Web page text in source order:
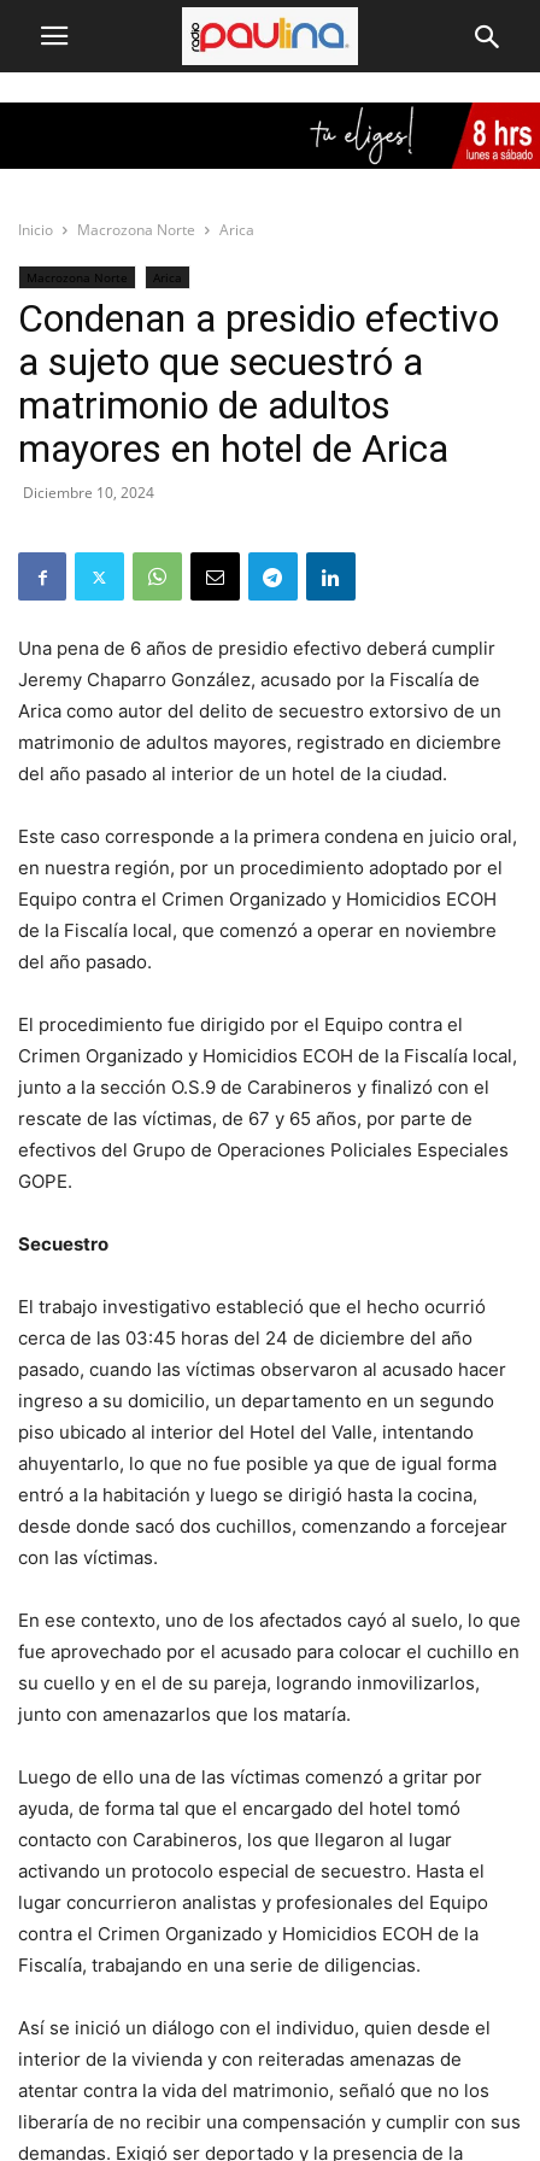
Inicio Macrozona Norte Arica
Macrozona Norte Arica
Condenan a presidio efectivo
a sujeto que secuestró a
matrimonio de adultos
mayores en hotel de Arica
Diciembre 10, 2024
Una pena de 6 años de presidio efectivo deberá cumplir
Jeremy Chaparro González, acusado por la Fiscalía de
Arica como autor del delito de secuestro extorsivo de un
matrimonio de adultos mayores, registrado en diciembre
del año pasado al interior de un hotel de la ciudad.
Este caso corresponde a la primera condena en juicio oral,
en nuestra región, por un procedimiento adoptado por el
Equipo contra el Crimen Organizado y Homicidios ECOH
de la Fiscalía local, que comenzó a operar en noviembre
del año pasado.
El procedimiento fue dirigido por el Equipo contra el
Crimen Organizado y Homicidios ECOH de la Fiscalía local,
junto a la sección O.S.9 de Carabineros y finalizó con el
rescate de las víctimas, de 67 y 65 años, por parte de
efectivos del Grupo de Operaciones Policiales Especiales
GOPE.
Secuestro
El trabajo investigativo estableció que el hecho ocurrió
cerca de las 03:45 horas del 24 de diciembre del año
pasado, cuando las víctimas observaron al acusado hacer
ingreso a su domicilio, un departamento en un segundo
piso ubicado al interior del Hotel del Valle, intentando
ahuyentarlo, lo que no fue posible ya que de igual forma
entró a la habitación y luego se dirigió hasta la cocina,
desde donde sacó dos cuchillos, comenzando a forcejear
con las víctimas.
En ese contexto, uno de los afectados cayó al suelo, lo que
fue aprovechado por el acusado para colocar el cuchillo en
su cuello y en el de su pareja, logrando inmovilizarlos,
junto con amenazarlos que los mataría.
Luego de ello una de las víctimas comenzó a gritar por
ayuda, de forma tal que el encargado del hotel tomó
contacto con Carabineros, los que llegaron al lugar
activando un protocolo especial de secuestro. Hasta el
lugar concurrieron analistas y profesionales del Equipo
contra el Crimen Organizado y Homicidios ECOH de la
Fiscalía, trabajando en una serie de diligencias.
Así se inició un diálogo con el individuo, quien desde el
interior de la vivienda y con reiteradas amenazas de
atentar contra la vida del matrimonio, señaló que no los
liberaría de no recibir una compensación y cumplir con sus
demandas. Exigió ser deportado y la presencia de la